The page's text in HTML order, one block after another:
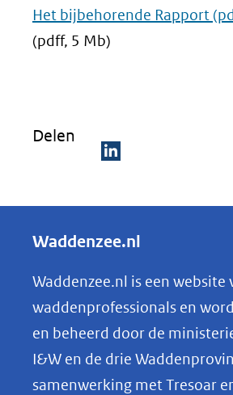
Het bijbehorende Rapport
(pdff, 5 Mb)
Delen
e
e
n
o
p
Waddenzee.nl
Waddenzee.nl is een website
waddenprofessionals en
en beheerd door de
I&W en de drie
samenwerking met Tresoar